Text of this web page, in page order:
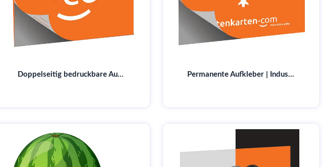
Doppelseitig bedruckbare Aufkleber kaufen | Für Innen- & Außenbereich geeignet | Weil am Rhein Permanente Aufkleber | Industriequalität | print-store.com